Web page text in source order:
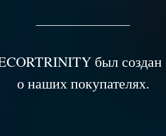
был
о наших покупателях.